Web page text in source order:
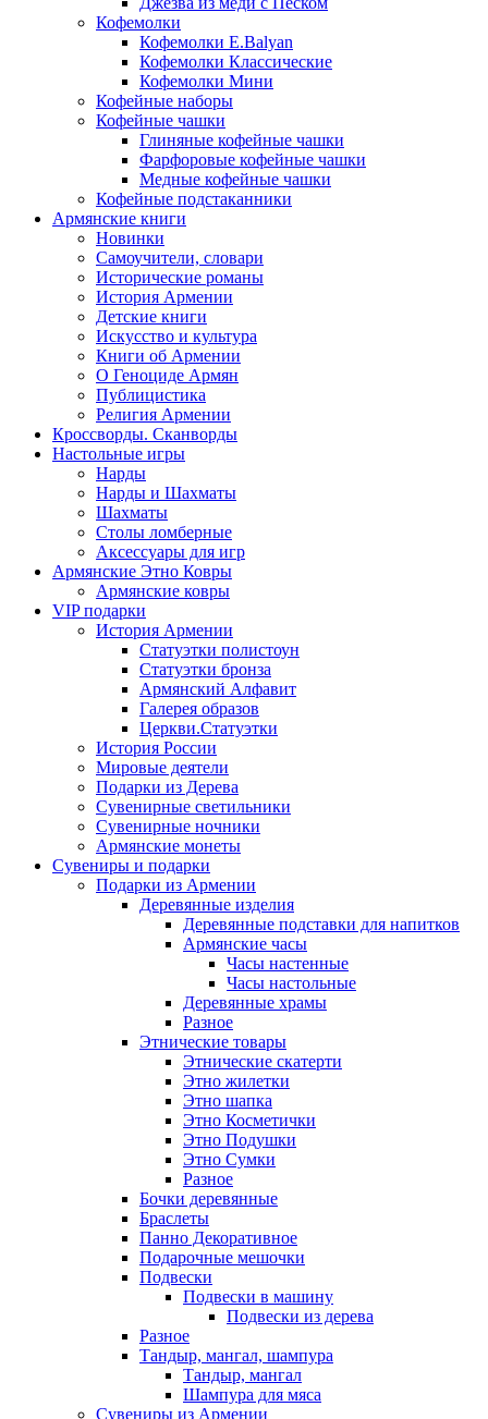
Кофемолки
Кофемолки E.Balyan
Кофемолки Классические
Кофемолки Мини
Кофейные наборы
Кофейные чашки
Глиняные кофейные чашки
Фарфоровые кофейные чашки
Медные кофейные чашки
Кофейные подстаканники
Армянские книги
Новинки
Самоучители, словари
Исторические романы
История Армении
Детские книги
Иcкусство и культура
Книги об Армении
О Геноциде Армян
Публицистика
Религия Армении
Кроссворды. Сканворды
Настольные игры
Нарды
Нарды и Шахматы
Шахматы
Столы ломберные
Аксессуары для игр
Армянские Этно Ковры
Армянские ковры
VIP подарки
История Армении
Статуэтки полистоун
Статуэтки бронза
Армянский Алфавит
Галерея образов
Церкви.Статуэтки
История России
Мировые деятели
Подарки из Дерева
Сувенирные светильники
Сувенирные ночники
Армянские монеты
Сувениры и подарки
Подарки из Армении
Деревянные изделия
Деревянные подставки для напитков
Армянские часы
Часы настенные
Часы настольные
Деревянные храмы
Разное
Этнические товары
Этнические скатерти
Этно жилетки
Этно шапка
Этно Косметички
Этно Подушки
Этно Сумки
Разное
Бочки деревянные
Браслеты
Панно Декоративное
Подарочные мешочки
Подвески
Подвески в машину
Подвески из дерева
Разное
Тандыр, мангал, шампура
Тандыр, мангал
Шампура для мяса
Сувениры из Армении